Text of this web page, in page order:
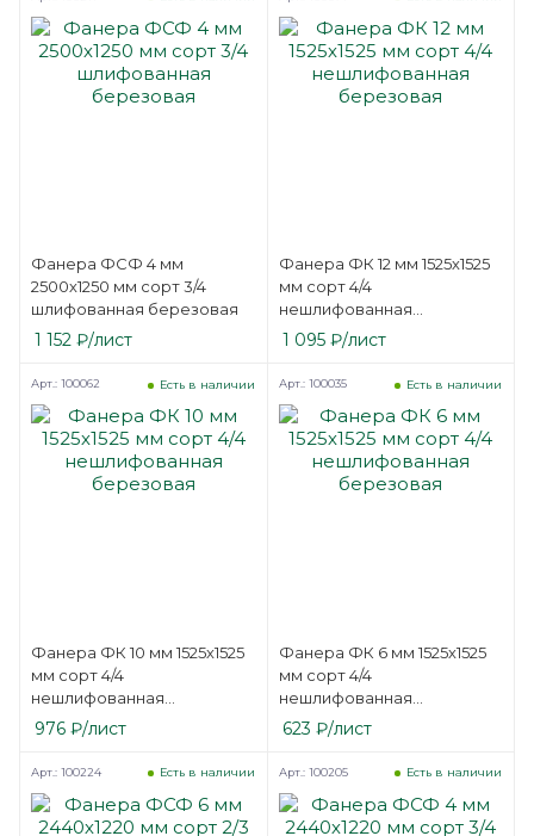
Фанера ФСФ 4 мм
2500х1250 мм сорт 3/4
шлифованная березовая
1 152 ₽/лист
Фанера ФК 12 мм 1525х1525
мм сорт 4/4
нешлифованная
березовая
1 095₽/лист
Фанера ФК 10 мм 1525х1525
мм сорт 4/4
нешлифованная
березовая
Есть в наличии
Арт.: 100062
976 ₽/лист
Фанера ФК 6 мм 1525х1525
мм сорт 4/4
нешлифованная
березовая
Есть в наличии
Арт.: 100035
623 ₽/лист
Есть в наличии
Арт.: 100224 Есть в наличии
Арт.: 100205